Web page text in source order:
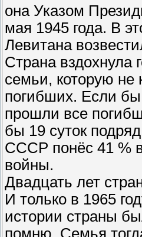
она Указом
мая 1945 года. В
Левитана
Страна вздохнула
семьи, которую не
погибших. Если
прошли все
бы 19 суток
СССР понёс 41 %
войны.
Двадцать лет
И только в 1965
истории страны
помню. Семья